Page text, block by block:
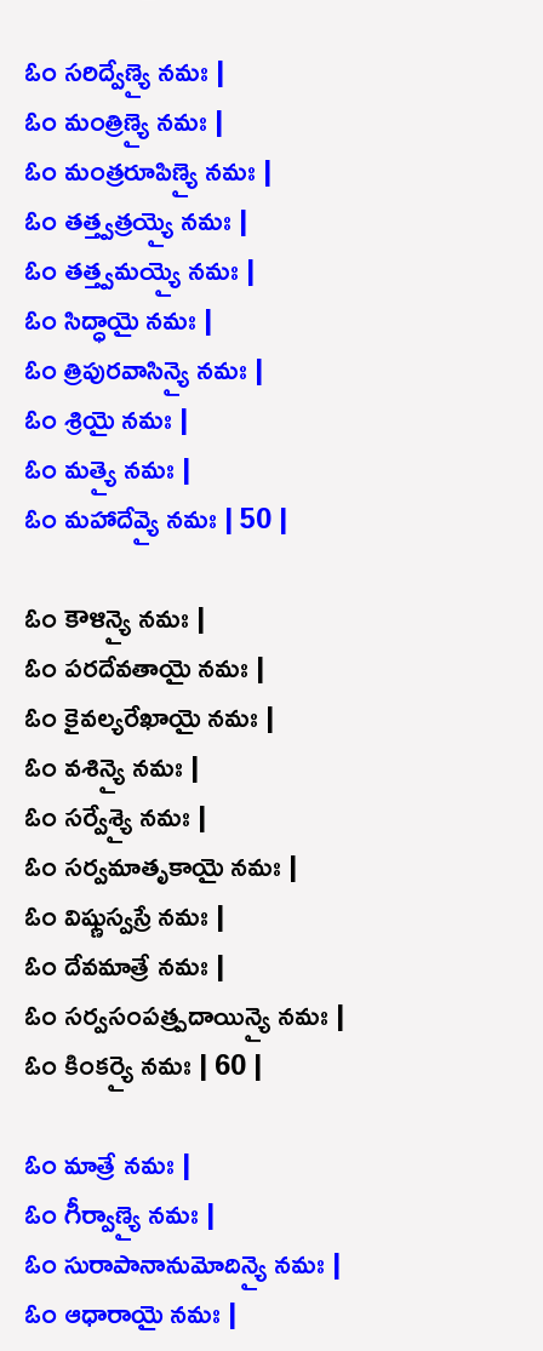
ఓం సరిద్వేణ్యై నమః |
ఓం మంత్రిణ్యై నమః |
ఓం మంత్రరూపిణ్యై నమః |
ఓం తత్త్వత్రయ్యై నమః |
ఓం తత్త్వమయ్యై నమః |
ఓం సిద్ధాయై నమః |
ఓం త్రిపురవాసిన్యై నమః |
ఓం శ్రియై నమః |
ఓం మత్యై నమః |
ఓం మహాదేవ్యై నమః | 50 |
ఓం కౌళిన్యై నమః |
ఓం పరదేవతాయై నమః |
ఓం కైవల్యరేఖాయై నమః |
ఓం వశిన్యై నమః |
ఓం సర్వేశ్యై నమః |
ఓం సర్వమాతృకాయై నమః |
ఓం విష్ణుస్వస్రే నమః |
ఓం దేవమాత్రే నమః |
ఓం సర్వసంపత్ప్రదాయిన్యై నమః |
ఓం కింకర్యై నమః | 60 |
ఓం మాత్రే నమః |
ఓం గీర్వాణ్యై నమః |
ఓం సురాపానానుమోదిన్యై నమః |
ఓం ఆధారాయై నమః |